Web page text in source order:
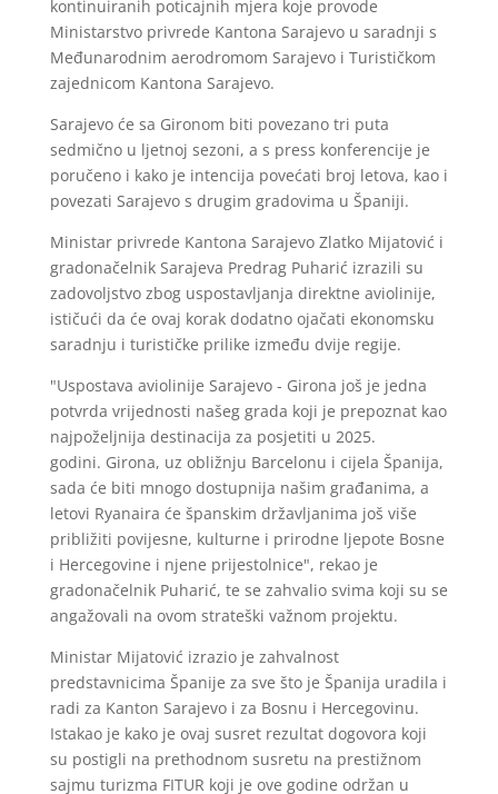
kontinuiranih poticajnih mjera koje provode
Ministarstvo privrede Kantona Sarajevo u saradnji s
Međunarodnim aerodromom Sarajevo i Turističkom
zajednicom Kantona Sarajevo.
Sarajevo će sa Gironom biti povezano tri puta
sedmično u ljetnoj sezoni, a s press konferencije je
poručeno i kako je intencija povećati broj letova, kao i
povezati Sarajevo s drugim gradovima u Španiji.
Ministar privrede Kantona Sarajevo Zlatko Mijatović i
gradonačelnik Sarajeva Predrag Puharić izrazili su
zadovoljstvo zbog uspostavljanja direktne aviolinije,
ističući da će ovaj korak dodatno ojačati ekonomsku
saradnju i turističke prilike između dvije regije.
"Uspostava aviolinije Sarajevo - Girona još je jedna
potvrda vrijednosti našeg grada koji je prepoznat kao
najpoželjnija destinacija za posjetiti u 2025.
godini. Girona, uz obližnju Barcelonu i cijela Španija,
sada će biti mnogo dostupnija našim građanima, a
letovi Ryanaira će španskim državljanima još više
približiti povijesne, kulturne i prirodne ljepote Bosne
i Hercegovine i njene prijestolnice", rekao je
gradonačelnik Puharić, te se zahvalio svima koji su se
angažovali na ovom strateški važnom projektu.
Ministar Mijatović izrazio je zahvalnost
predstavnicima Španije za sve što je Španija uradila i
radi za Kanton Sarajevo i za Bosnu i Hercegovinu.
Istakao je kako je ovaj susret rezultat dogovora koji
su postigli na prethodnom susretu na prestižnom
sajmu turizma FITUR koji je ove godine održan u